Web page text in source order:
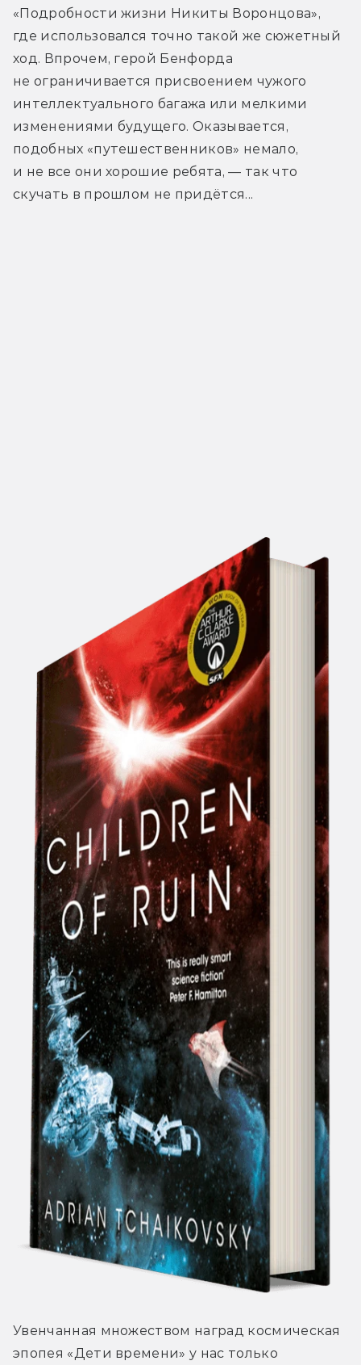
«Подробности жизни Никиты Воронцова»,
где использовался точно такой же сюжетный
ход. Впрочем, герой Бенфорда
не ограничивается присвоением чужого
интеллектуального багажа или мелкими
изменениями будущего. Оказывается,
подобных «путешественников» немало,
и не все они хорошие ребята, — так что
скучать в прошлом не придётся...
Увенчанная множеством наград космическая
эпопея «Дети времени» у нас только